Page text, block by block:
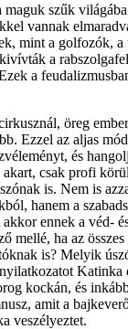
szűk
vannak
mint a golfozók, a
a
a
öreg
Ezzel az aljas
és
csak profi
is. Nem is
hanem a
ennek a véd-
mellé, ha az
is? Melyik
Katinka
kockán, és
amit a
veszélyeztet.